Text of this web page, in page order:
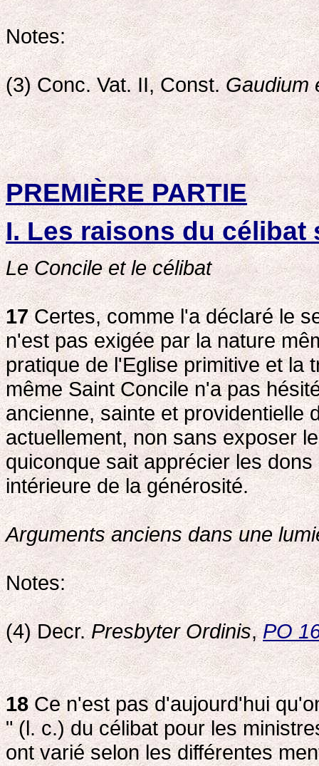
Notes:
(3) Conc. Vat. II, Const.Gaudium
PREMIÈRE PARTIE
I. Les raisons du célibat
Le Concile et le célibat
17Certes, comme l'a déclaré le
n'est pas exigée par la nature
pratique de l'Eglise primitive et la
même Saint Concile n'a pas
ancienne, sainte et providentielle
actuellement, non sans exposer
quiconque sait apprécier les
intérieure de la générosité.
Arguments anciens dans une
Notes:
(4) Decr.Presbyter Ordinis,PO
18Ce n'est pas d'aujourd'hui
" (l. c.) du célibat pour les
ont varié selon les différentes